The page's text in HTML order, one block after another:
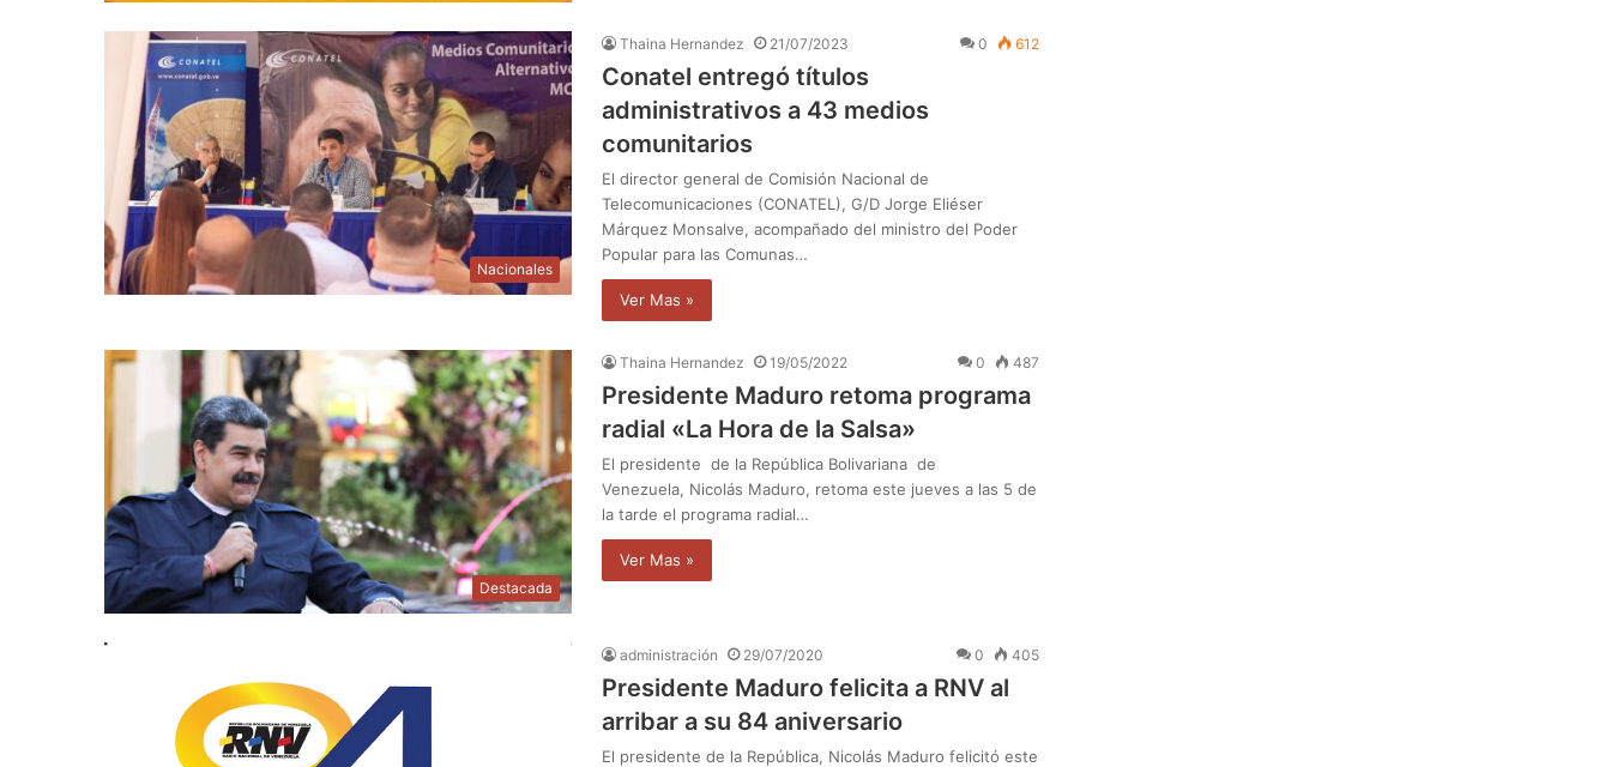
Nacionales
Thaina Hernandez 21/07/2023 0 612
Conatel entregó títulos
administrativos a 43 medios
comunitarios
El director general de Comisión Nacional de
Telecomunicaciones (CONATEL), G/D Jorge Eliéser
Márquez Monsalve, acompañado del ministro del Poder
Popular para las Comunas…
Ver Mas »
Destacada
Thaina Hernandez 19/05/2022 0 487
Presidente Maduro retoma programa
radial «La Hora de la Salsa»
El presidente de la República Bolivariana de
Venezuela, Nicolás Maduro, retoma este jueves a las 5 de
la tarde el programa radial…
Ver Mas »
administración 29/07/2020 0 405
Presidente Maduro felicita a RNV al
arribar a su 84 aniversario
El presidente de la República, Nicolás Maduro felicitó este